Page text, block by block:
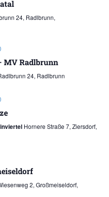
24, Radlbrunn,
MV Radlbrunn
24, Radlbrunn
Hornere Straße 7, Ziersdorf,
2, Großmeiseldorf,